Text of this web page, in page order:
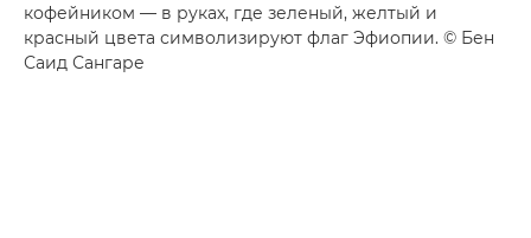
кофейником — в руках, где зеленый, желтый и
красный цвета символизируют флаг Эфиопии. © Бен
Саид Сангаре